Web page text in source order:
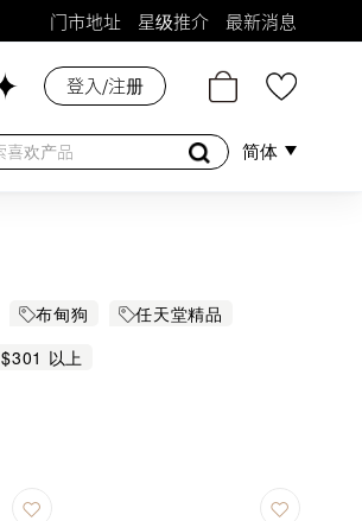
门市地址 星级推介 最新消息
个人护理 母婴护理 游戏及精品
登入/注册
简体
布甸狗
任天堂精品
$301 以上